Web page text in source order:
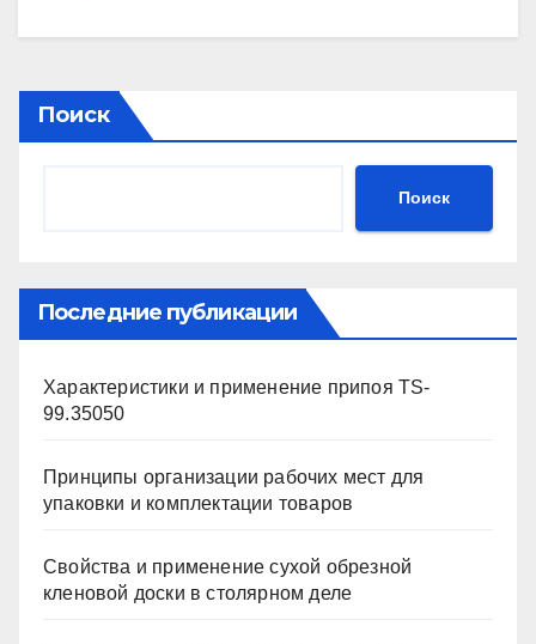
Поиск
Поиск
Последние публикации
Характеристики и применение припоя TS-
99.35050
Принципы организации рабочих мест для
упаковки и комплектации товаров
Свойства и применение сухой обрезной
кленовой доски в столярном деле